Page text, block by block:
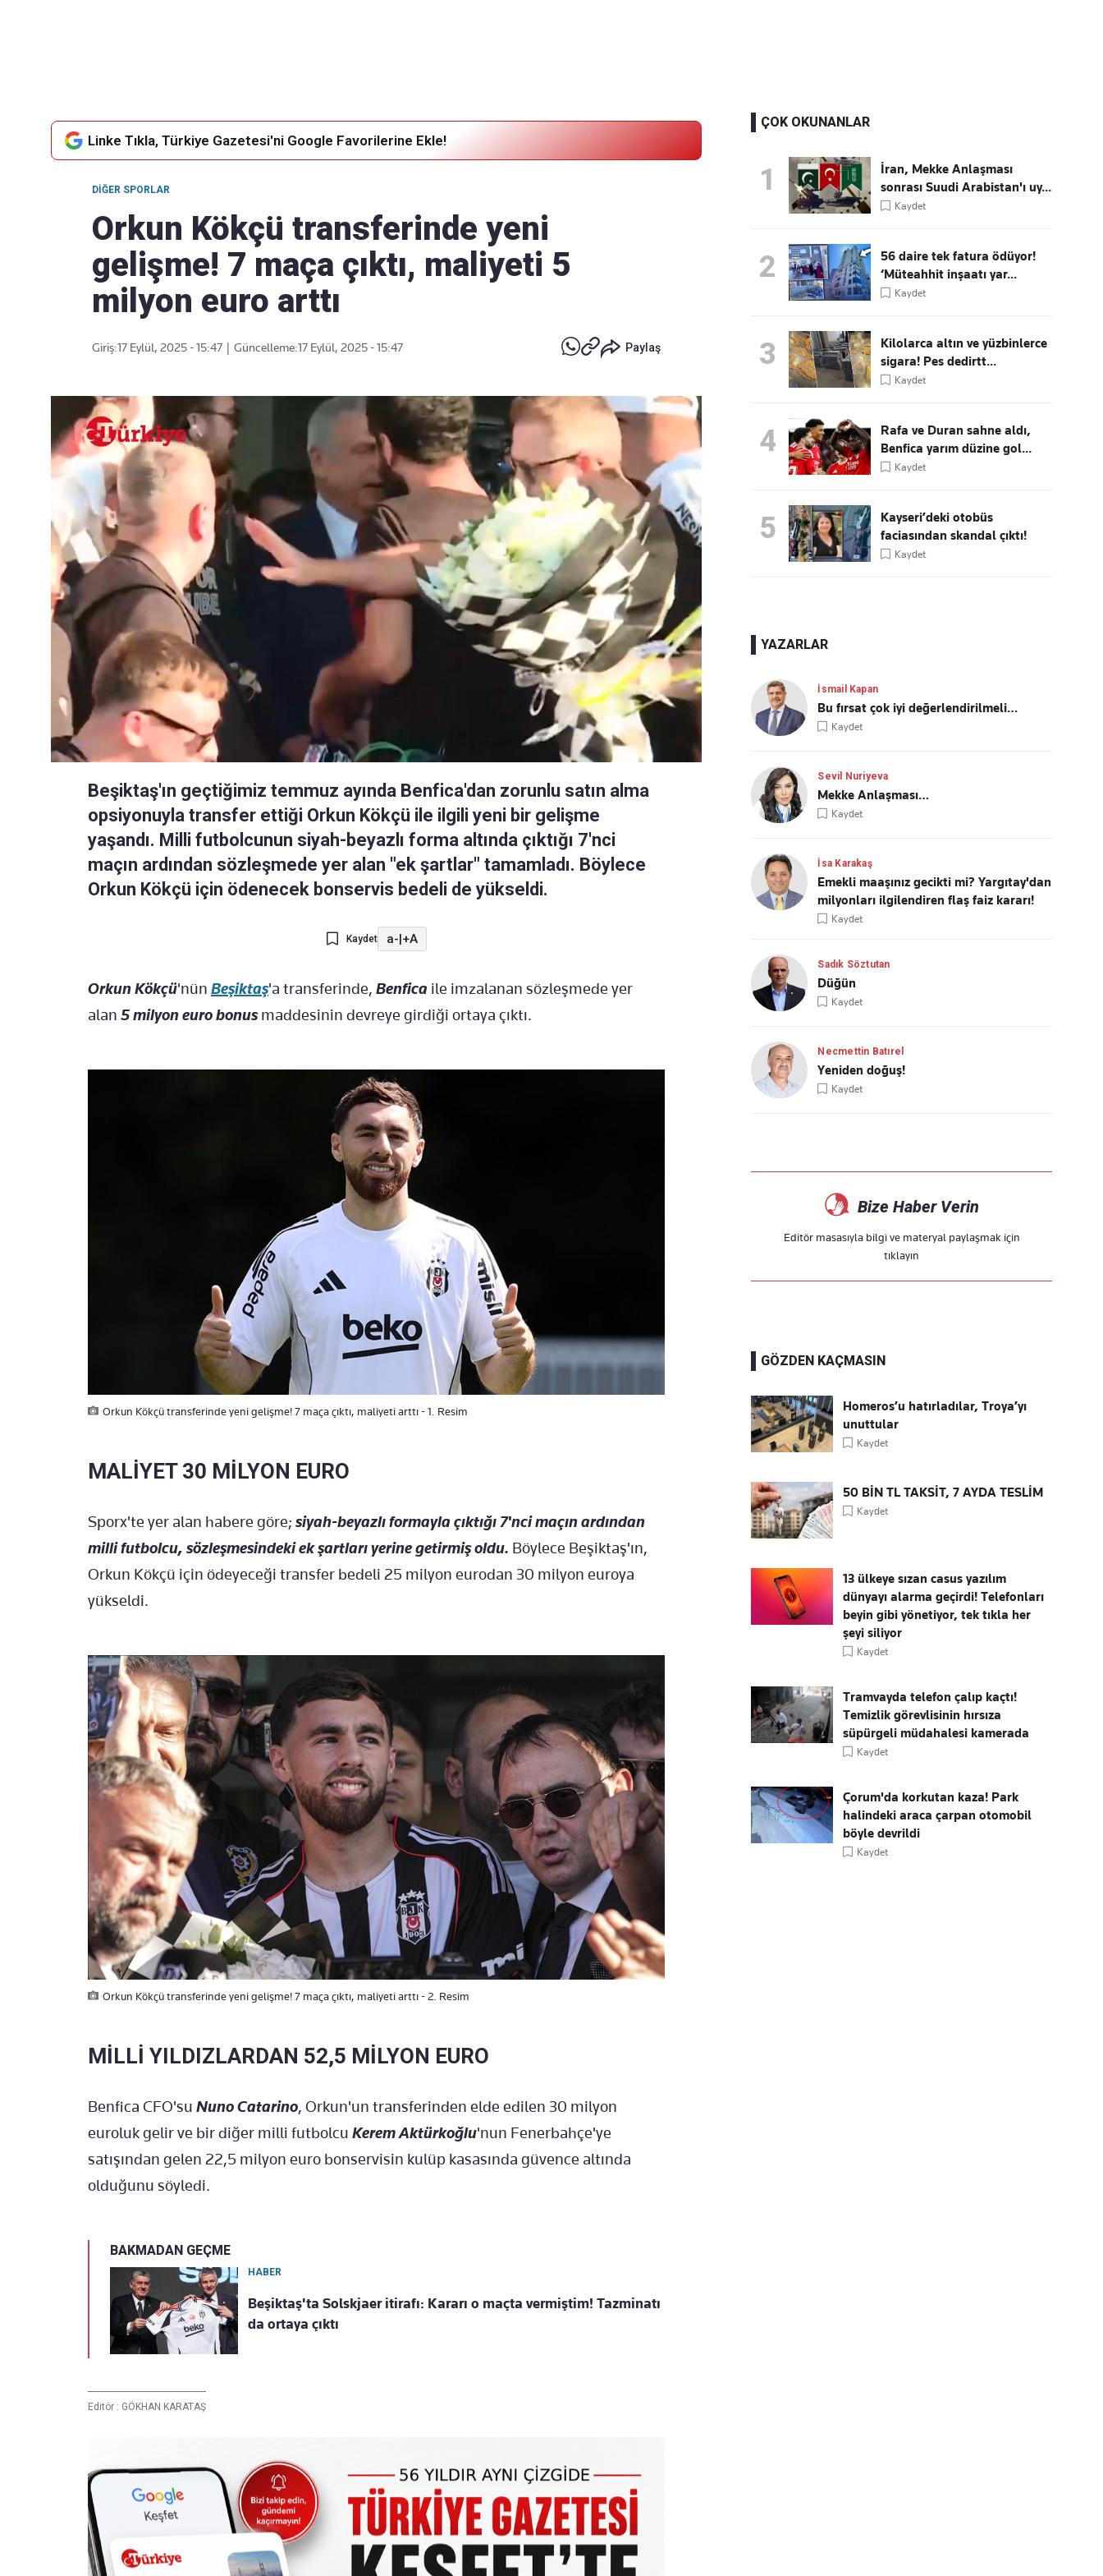
Linke Tıkla, Türkiye Gazetesi'ni Google Favorilerine Ekle!
DIĞER SPORLAR
Orkun Kökçü transferinde yeni
gelişme! 7 maça çıktı, maliyeti 5
milyon euro arttı
Giriş:17 Eylül, 2025 - 15:47 Güncelleme:17 Eylül, 2025 - 15:47 Paylaş
Beşiktaş'ın geçtiğimiz temmuz ayında Benfica'dan zorunlu satın alma
opsiyonuyla transfer ettiği Orkun Kökçü ile ilgili yeni bir gelişme
yaşandı. Milli futbolcunun siyah-beyazlı forma altında çıktığı 7'nci
maçın ardından sözleşmede yer alan "ek şartlar" tamamladı. Böylece
Orkun Kökçü için ödenecek bonservis bedeli de yükseldi.
Kaydet a-|+A
Orkun Kökçü'nün Beşiktaş'a transferinde, Benfica ile imzalanan sözleşmede yer
alan 5 milyon euro bonusmaddesinin devreye girdiği ortaya çıktı.
Orkun Kökçü transferinde yeni gelişme! 7 maça çıktı, maliyeti arttı - 1. Resim
MALİYET 30 MİLYON EURO
Sporx'te yer alan habere göre; siyah-beyazlı formayla çıktığı 7'nci maçın ardından
milli futbolcu, sözleşmesindeki ek şartları yerine getirmiş oldu. Böylece Beşiktaş'ın,
Orkun Kökçü için ödeyeceği transfer bedeli 25 milyon eurodan 30 milyon euroya
yükseldi.
Orkun Kökçü transferinde yeni gelişme! 7 maça çıktı, maliyeti arttı - 2. Resim
MİLLİ YILDIZLARDAN 52,5 MİLYON EURO
Benfica CFO'su Nuno Catarino, Orkun'un transferinden elde edilen 30 milyon
euroluk gelir ve bir diğer milli futbolcu Kerem Aktürkoğlu'nun Fenerbahçe'ye
satışından gelen 22,5 milyon euro bonservisin kulüp kasasında güvence altında
olduğunu söyledi.
BAKMADAN GEÇME
HABER
Beşiktaş'ta Solskjaer itirafı: Kararı o maçta vermiştim! Tazminatı
da ortaya çıktı
Editör : GÖKHAN KARATAŞ
ÇOK OKUNANLAR
1
İran, Mekke Anlaşması
sonrası Suudi Arabistan'ı uy...
Kaydet
2
56 daire tek fatura ödüyor!
‘Müteahhit inşaatı yar...
Kaydet
3
Kilolarca altın ve yüzbinlerce
sigara! Pes dedirtt...
Kaydet
4
Rafa ve Duran sahne aldı,
Benfica yarım düzine gol...
Kaydet
5
Kayseri’deki otobüs
faciasından skandal çıktı!
Kaydet
YAZARLAR
İsmail Kapan
Bu fırsat çok iyi değerlendirilmeli…
Kaydet
Sevil Nuriyeva
Mekke Anlaşması…
Kaydet
İsa Karakaş
Emekli maaşınız gecikti mi? Yargıtay'dan
milyonları ilgilendiren flaş faiz kararı!
Kaydet
Sadık Söztutan
Düğün
Kaydet
Necmettin Batırel
Yeniden doğuş!
Kaydet
Bize Haber Verin
Editör masasıyla bilgi ve materyal paylaşmak için
tıklayın
GÖZDEN KAÇMASIN
Homeros’u hatırladılar, Troya’yı
unuttular
Kaydet
50 BİN TL TAKSİT, 7 AYDA TESLİM
Kaydet
13 ülkeye sızan casus yazılım
dünyayı alarma geçirdi! Telefonları
beyin gibi yönetiyor, tek tıkla her
şeyi siliyor
Kaydet
Tramvayda telefon çalıp kaçtı!
Temizlik görevlisinin hırsıza
süpürgeli müdahalesi kamerada
Kaydet
Çorum'da korkutan kaza! Park
halindeki araca çarpan otomobil
böyle devrildi
Kaydet